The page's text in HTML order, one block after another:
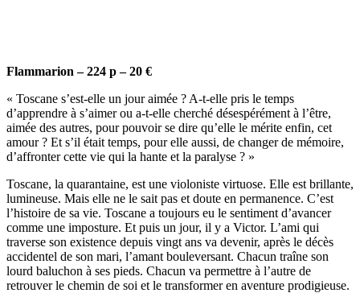
Flammarion – 224 p – 20 €
« Toscane s’est-elle un jour aimée ? A-t-elle pris le temps
d’apprendre à s’aimer ou a-t-elle cherché désespérément à l’être,
aimée des autres, pour pouvoir se dire qu’elle le mérite enfin, cet
amour ? Et s’il était temps, pour elle aussi, de changer de mémoire,
d’affronter cette vie qui la hante et la paralyse ? »
Toscane, la quarantaine, est une violoniste virtuose. Elle est brillante,
lumineuse. Mais elle ne le sait pas et doute en permanence. C’est
l’histoire de sa vie. Toscane a toujours eu le sentiment d’avancer
comme une imposture. Et puis un jour, il y a Victor. L’ami qui
traverse son existence depuis vingt ans va devenir, après le décès
accidentel de son mari, l’amant bouleversant. Chacun traîne son
lourd baluchon à ses pieds. Chacun va permettre à l’autre de
retrouver le chemin de soi et le transformer en aventure prodigieuse.